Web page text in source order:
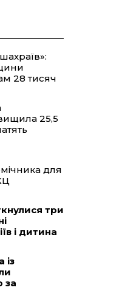
28 тисяч
25,5
для
три
і дитина
із
за